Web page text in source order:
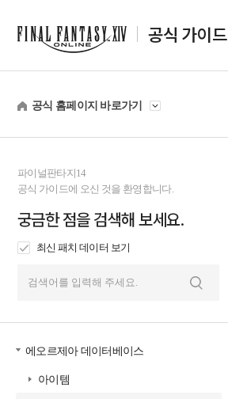
공식 가이드
공식 홈페이지 바로가기
파이널판타지14
공식 가이드에 오신 것을 환영합니다.
궁금한 점을 검색해 보세요.
최신 패치 데이터 보기
에오르제아 데이터베이스
아이템